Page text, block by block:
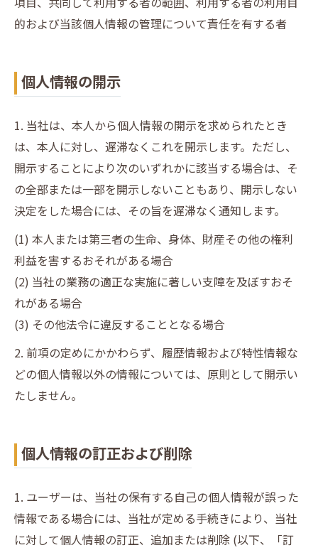
的および当該個人情報の管理について責任を有する者
個人情報の開示
1. 当社は、本人から個人情報の開示を求められたとき
は、本人に対し、遅滞なくこれを開示します。ただし、
開示することにより次のいずれかに該当する場合は、そ
の全部または一部を開示しないこともあり、開示しない
決定をした場合には、その旨を遅滞なく通知します。
(1) 本人または第三者の生命、身体、財産その他の権利
利益を害するおそれがある場合
(2) 当社の業務の適正な実施に著しい支障を及ぼすおそ
れがある場合
(3) その他法令に違反することとなる場合
2. 前項の定めにかかわらず、履歴情報および特性情報な
どの個人情報以外の情報については、原則として開示い
たしません。
個人情報の訂正および削除
1. ユーザーは、当社の保有する自己の個人情報が誤った
情報である場合には、当社が定める手続きにより、当社
に対して個人情報の訂正、追加または削除 (以下、「訂